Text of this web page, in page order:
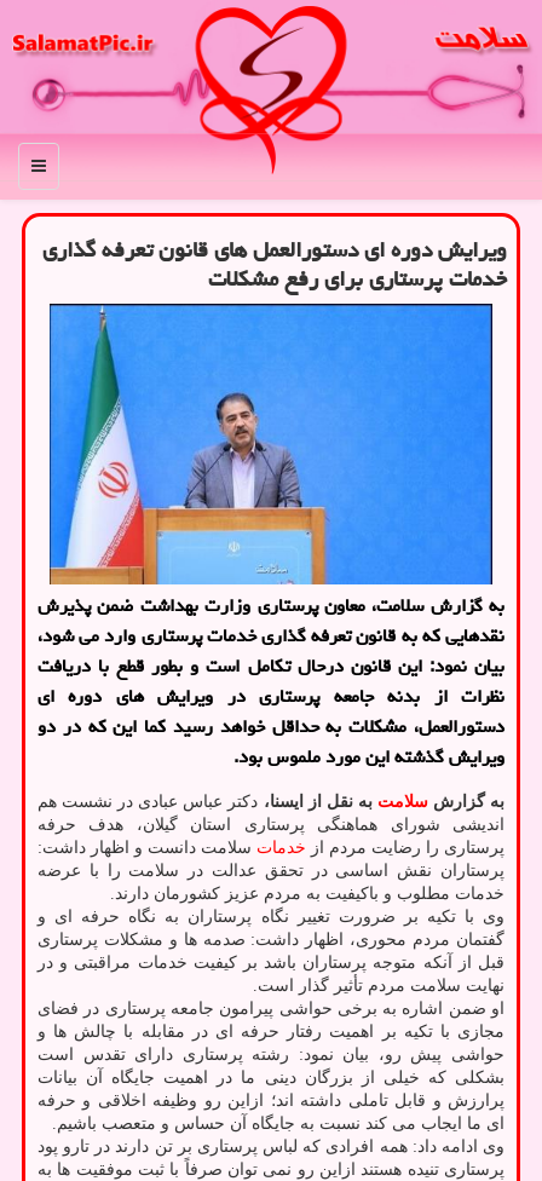
منو
ویرایش دوره ای دستورالعمل های قانون تعرفه گذاری
خدمات پرستاری برای رفع مشکلات
به گزارش سلامت، معاون پرستاری وزارت بهداشت ضمن پذیرش
نقدهایی که به قانون تعرفه گذاری خدمات پرستاری وارد می شود،
بیان نمود: این قانون درحال تکامل است و بطور قطع با دریافت
نظرات از بدنه جامعه پرستاری در ویرایش های دوره ای
دستورالعمل، مشکلات به حداقل خواهد رسید کما این که در دو
ویرایش گذشته این مورد ملموس بود.
به گزارشسلامت به نقل از ایسنا، دکتر عباس عبادی در نشست هم
اندیشی شورای هماهنگی پرستاری استان گیلان، هدف حرفه
پرستاری را رضایت مردم از خدمات سلامت دانست و اظهار داشت:
پرستاران نقش اساسی در تحقق عدالت در سلامت را با عرضه
خدمات مطلوب و باکیفیت به مردم عزیز کشورمان دارند.
وی با تکیه بر ضرورت تغییر نگاه پرستاران به نگاه حرفه ای و
گفتمان مردم محوری، اظهار داشت: صدمه ها و مشکلات پرستاری
قبل از آنکه متوجه پرستاران باشد بر کیفیت خدمات مراقبتی و در
نهایت سلامت مردم تأثیر گذار است.
او ضمن اشاره به برخی حواشی پیرامون جامعه پرستاری در فضای
مجازی با تکیه بر اهمیت رفتار حرفه ای در مقابله با چالش ها و
حواشی پیش رو، بیان نمود: رشته پرستاری دارای تقدس است
بشکلی که خیلی از بزرگان دینی ما در اهمیت جایگاه آن بیانات
پرارزش و قابل تاملی داشته اند؛ ازاین رو وظیفه اخلاقی و حرفه
ای ما ایجاب می کند نسبت به جایگاه آن حساس و متعصب باشیم.
وی ادامه داد: همه افرادی که لباس پرستاری بر تن دارند در تارو پود
پرستاری تنیده هستند ازاین رو نمی توان صرفاً با ثبت موفقیت ها به